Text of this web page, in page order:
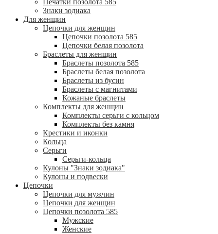
Печатки позолота 585
Знаки зодиака
Для женщин
Цепочки для женщин
Цепочки позолота 585
Цепочки белая позолота
Браслеты для женщин
Браслеты позолота 585
Браслеты белая позолота
Браслеты из бусин
Браслеты с магнитами
Кожаные браслеты
Комплекты для женщин
Комплекты серьги с кольцом
Комплекты без камня
Крестики и иконки
Кольца
Серьги
Серьги-кольца
Кулоны "Знаки зодиака"
Кулоны и подвески
Цепочки
Цепочки для мужчин
Цепочки для женщин
Цепочки позолота 585
Мужские
Женские